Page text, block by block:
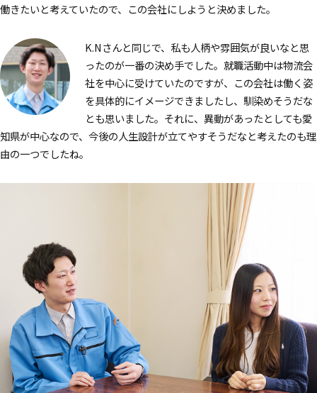
働きたいと考えていたので、この会社にしようと決めました。
K.Nさんと同じで、私も人柄や雰囲気が良いなと思
ったのが一番の決め手でした。就職活動中は物流会
社を中心に受けていたのですが、この会社は働く姿
を具体的にイメージできましたし、馴染めそうだな
とも思いました。それに、異動があったとしても愛
知県が中心なので、今後の人生設計が立てやすそうだなと考えたのも理
由の一つでしたね。